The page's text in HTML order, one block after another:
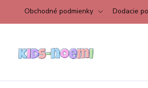
Obchodné podmienky Dodacie